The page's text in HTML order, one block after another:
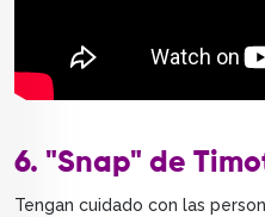
6. "Snap" de
Tengan cuidado con las